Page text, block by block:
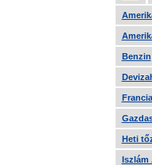
Benzin
Heti
Iszlám